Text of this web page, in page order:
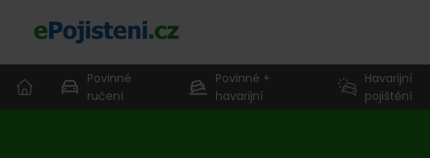
Povinné
ručení
Povinné +
havarijní
Havarijní
pojištění